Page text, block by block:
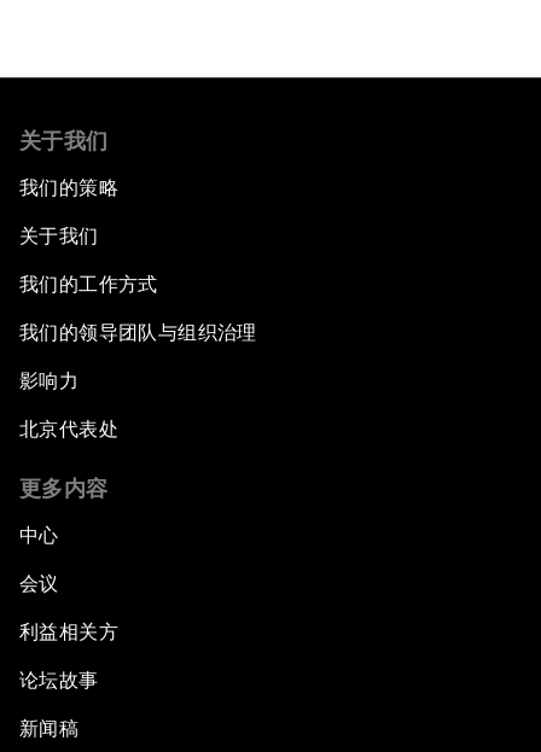
关于我们
我们的策略
关于我们
我们的工作方式
我们的领导团队与组织治理
影响力
北京代表处
更多内容
中心
会议
利益相关方
论坛故事
新闻稿